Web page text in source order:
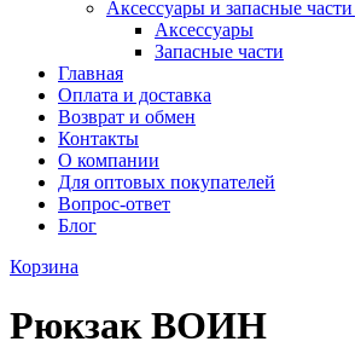
Аксессуары и запасные
Аксессуары
Запасные части
Главная
Оплата и доставка
Возврат и обмен
Контакты
О компании
Для оптовых покупателей
Вопрос-ответ
Блог
Корзина
Рюкзак ВОИН